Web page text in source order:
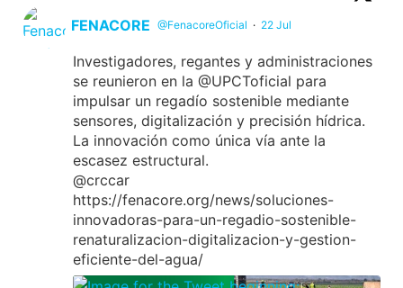
FENACORE @FenacoreOficial · 22 Jul
Investigadores, regantes y administraciones
se reunieron en la @UPCToficial para
impulsar un regadío sostenible mediante
sensores, digitalización y precisión hídrica.
La innovación como única vía ante la
escasez estructural.
@crccar
https://fenacore.org/news/soluciones-
innovadoras-para-un-regadio-sostenible-
renaturalizacion-digitalizacion-y-gestion-
eficiente-del-agua/